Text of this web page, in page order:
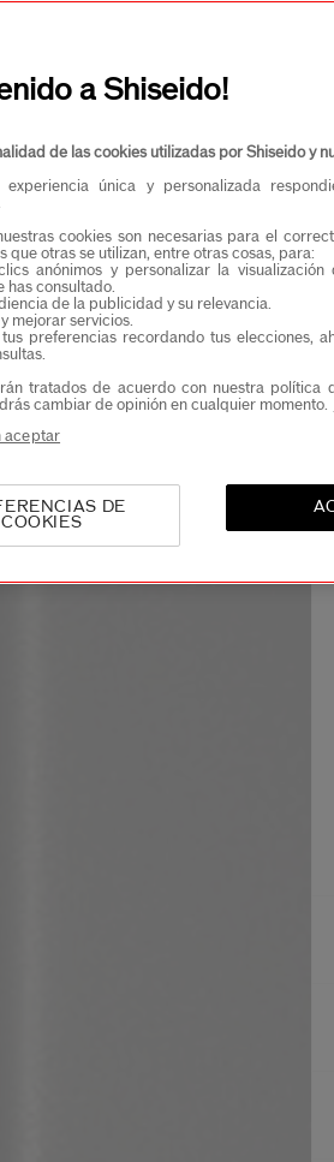
en exclusiva a nuevos
a Shiseido!
de las cookies utilizadas por Shiseido y
experiencia única y personalizada
cookies son necesarias para el
que otras se utilizan, entre otras cosas, para:
anónimos y personalizar la visualización
has consultado.
de la publicidad y su relevancia.
mejorar servicios.
tus preferencias recordando tus elecciones,
tratados de acuerdo con nuestra política
cambiar de opinión en cualquier momento.
DE
COOKIES
aceptar